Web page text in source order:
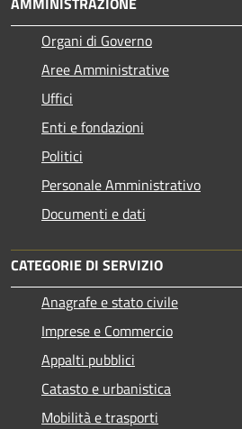
Organi di Governo
Aree Amministrative
Uffici
Enti e fondazioni
Politici
Personale Amministrativo
Documenti e dati
CATEGORIE DI SERVIZIO
Anagrafe e stato civile
Imprese e Commercio
Appalti pubblici
Catasto e urbanistica
Mobilità e trasporti